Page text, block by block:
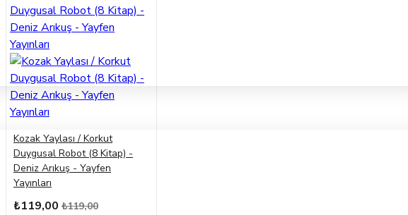
Kozak Yaylası / Korkut
Duygusal Robot (8 Kitap) -
Deniz Arıkuş - Yayfen
Yayınları
₺119,00 ₺119,00